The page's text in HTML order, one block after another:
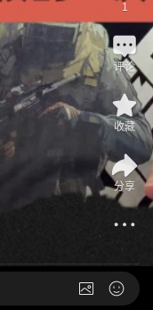
1
评论
收藏
分享